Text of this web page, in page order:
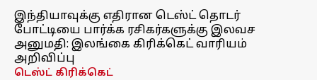
இந்தியாவுக்கு எதிரான டெஸ்ட் தொடர்
போட்டியை பார்க்க ரசிகர்களுக்கு இலவச
அனுமதி: இலங்கை கிரிக்கெட் வாரியம்
அறிவிப்பு
டெஸ்ட் கிரிக்கெட்